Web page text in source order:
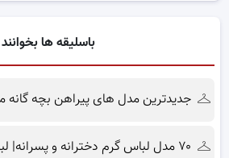
باسلیقه ها بخوانند
جدیدترین مدل های پیراهن بچه گانه
۷۰ مدل لباس گرم دخترانه و